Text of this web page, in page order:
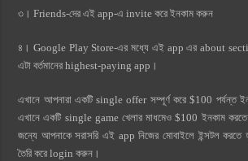
৩। Friends-দের এই app-এ invite করে ইনকাম করুন
৪। Google Play Store-এর মধ্যে এই app এর about
এটা বর্তমানের highest-paying app।
এখানে আপনারা একটি single offer সম্পূর্ণ করে $100 পর্যন্ত
এখানে একটি single game খেলার মাধমেও $100 ইনকাম করতে
জন্যে আপনাকে সরাসরি এই app নিজের মোবাইলে ইন্সটল
তৈরি করে login করুন।